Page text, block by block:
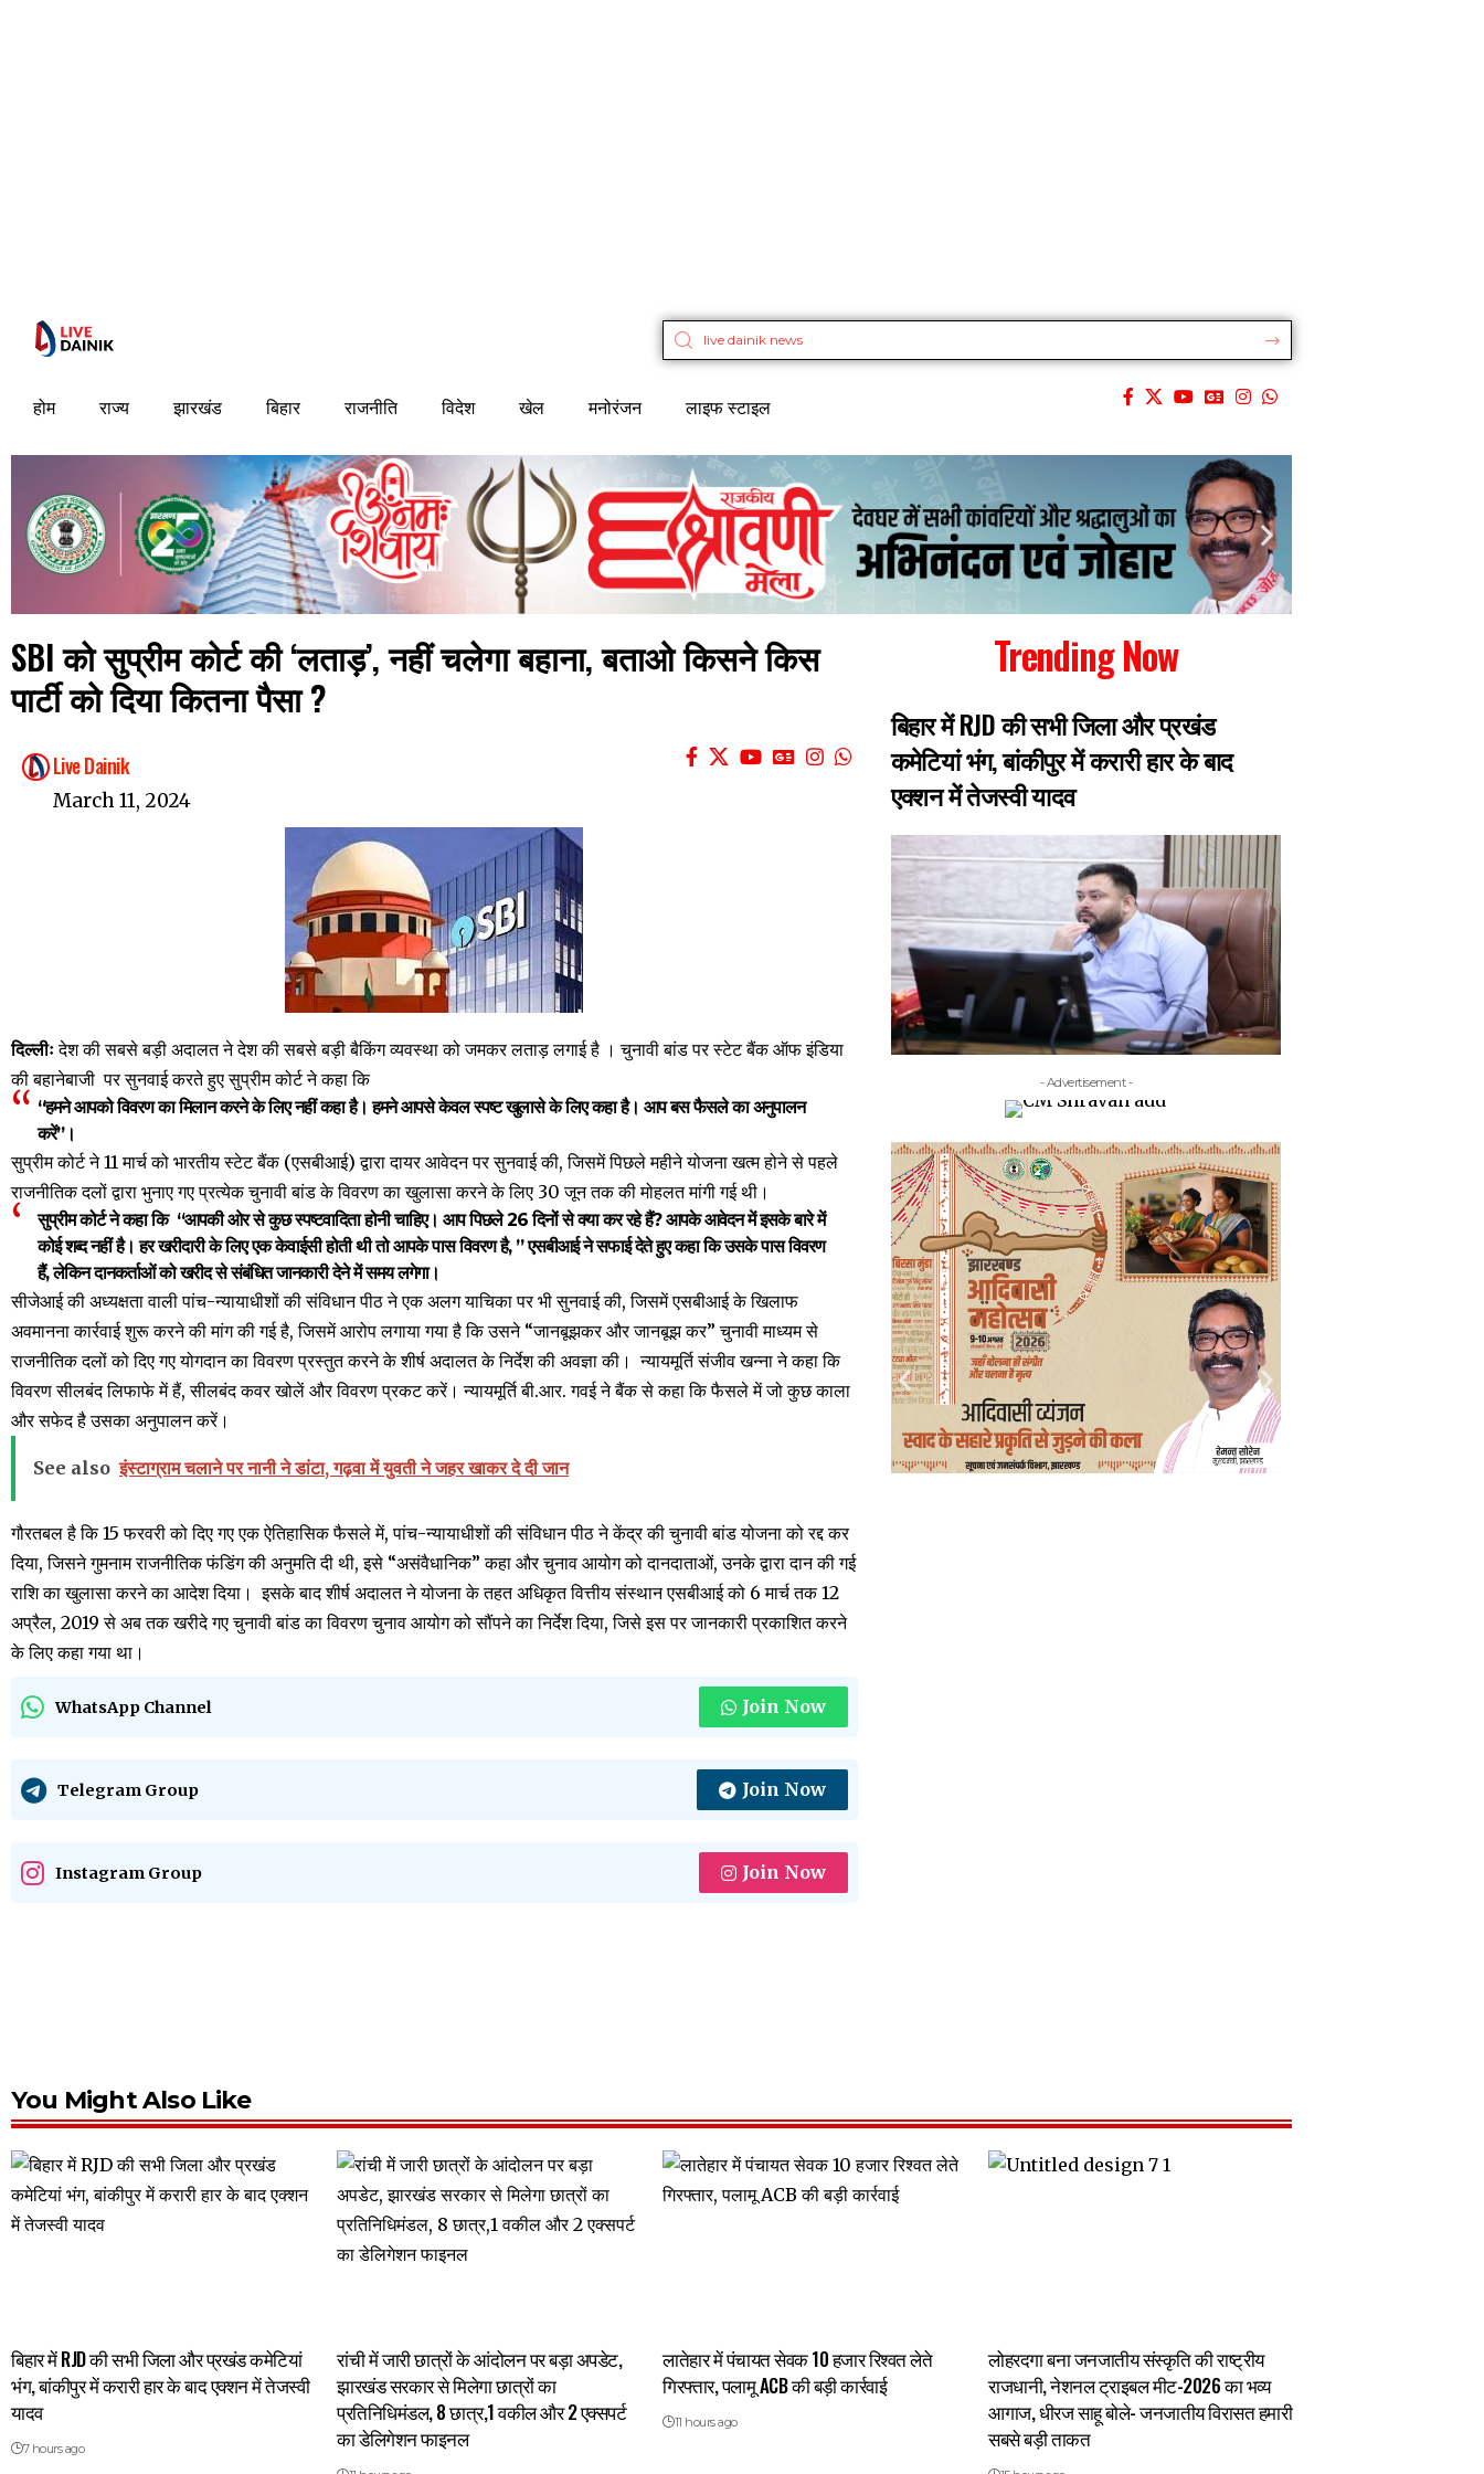
होम राज्य झारखंड बिहार राजनीति विदेश खेल मनोरंजन लाइफ स्टाइल
SBI को सुप्रीम कोर्ट की ‘लताड़’, नहीं चलेगा बहाना, बताओ किसने किस
पार्टी को दिया कितना पैसा ?
Live Dainik
March 11, 2024
दिल्लीःदेश की सबसे बड़ी अदालत ने देश की सबसे बड़ी बैकिंग व्यवस्था को जमकर लताड़ लगाई है । चुनावी बांड पर स्टेट बैंक ऑफ इंडिया
की बहानेबाजी पर सुनवाई करते हुए सुप्रीम कोर्ट ने कहा कि
“हमने आपको विवरण का मिलान करने के लिए नहीं कहा है। हमने आपसे केवल स्पष्ट खुलासे के लिए कहा है। आप बस फैसले का अनुपालन
करें”।
सुप्रीम कोर्ट ने 11 मार्च को भारतीय स्टेट बैंक (एसबीआई) द्वारा दायर आवेदन पर सुनवाई की, जिसमें पिछले महीने योजना खत्म होने से पहले
राजनीतिक दलों द्वारा भुनाए गए प्रत्येक चुनावी बांड के विवरण का खुलासा करने के लिए 30 जून तक की मोहलत मांगी गई थी।
सुप्रीम कोर्ट ने कहा कि “आपकी ओर से कुछ स्पष्टवादिता होनी चाहिए। आप पिछले 26 दिनों से क्या कर रहे हैं? आपके आवेदन में इसके बारे में
कोई शब्द नहीं है। हर खरीदारी के लिए एक केवाईसी होती थी तो आपके पास विवरण है, ”एसबीआई ने सफाई देते हुए कहा कि उसके पास विवरण
हैं, लेकिन दानकर्ताओं को खरीद से संबंधित जानकारी देने में समय लगेगा।
सीजेआई की अध्यक्षता वाली पांच-न्यायाधीशों की संविधान पीठ ने एक अलग याचिका पर भी सुनवाई की, जिसमें एसबीआई के खिलाफ
अवमानना ​​कार्रवाई शुरू करने की मांग की गई है, जिसमें आरोप लगाया गया है कि उसने “जानबूझकर और जानबूझ कर” चुनावी माध्यम से
राजनीतिक दलों को दिए गए योगदान का विवरण प्रस्तुत करने के शीर्ष अदालत के निर्देश की अवज्ञा की। न्यायमूर्ति संजीव खन्ना ने कहा कि
विवरण सीलबंद लिफाफे में हैं, सीलबंद कवर खोलें और विवरण प्रकट करें। न्यायमूर्ति बी.आर. गवई ने बैंक से कहा कि फैसले में जो कुछ काला
और सफेद है उसका अनुपालन करें।
See also इंस्टाग्राम चलाने पर नानी ने डांटा, गढ़वा में युवती ने जहर खाकर दे दी जान
गौरतबल है कि 15 फरवरी को दिए गए एक ऐतिहासिक फैसले में, पांच-न्यायाधीशों की संविधान पीठ ने केंद्र की चुनावी बांड योजना को रद्द कर
दिया, जिसने गुमनाम राजनीतिक फंडिंग की अनुमति दी थी, इसे “असंवैधानिक” कहा और चुनाव आयोग को दानदाताओं, उनके द्वारा दान की गई
राशि का खुलासा करने का आदेश दिया। इसके बाद शीर्ष अदालत ने योजना के तहत अधिकृत वित्तीय संस्थान एसबीआई को 6 मार्च तक 12
अप्रैल, 2019 से अब तक खरीदे गए चुनावी बांड का विवरण चुनाव आयोग को सौंपने का निर्देश दिया, जिसे इस पर जानकारी प्रकाशित करने
के लिए कहा गया था।
WhatsApp Channel Join Now
Telegram Group Join Now
Instagram Group Join Now
Trending Now
बिहार में RJD की सभी जिला और प्रखंड
कमेटियां भंग, बांकीपुर में करारी हार के बाद
एक्शन में तेजस्वी यादव
- Advertisement -
You Might Also Like
बिहार में RJD की सभी जिला और प्रखंड कमेटियां
भंग, बांकीपुर में करारी हार के बाद एक्शन में तेजस्वी
यादव
7 hours ago
रांची में जारी छात्रों के आंदोलन पर बड़ा अपडेट,
झारखंड सरकार से मिलेगा छात्रों का
प्रतिनिधिमंडल, 8 छात्र,1 वकील और 2 एक्सपर्ट
का डेलिगेशन फाइनल
लातेहार में पंचायत सेवक 10 हजार रिश्वत लेते
गिरफ्तार, पलामू ACB की बड़ी कार्रवाई
11 hours ago
लोहरदगा बना जनजातीय संस्कृति की राष्ट्रीय
राजधानी, नेशनल ट्राइबल मीट-2026 का भव्य
आगाज, धीरज साहू बोले- जनजातीय विरासत हमारी
सबसे बड़ी ताकत